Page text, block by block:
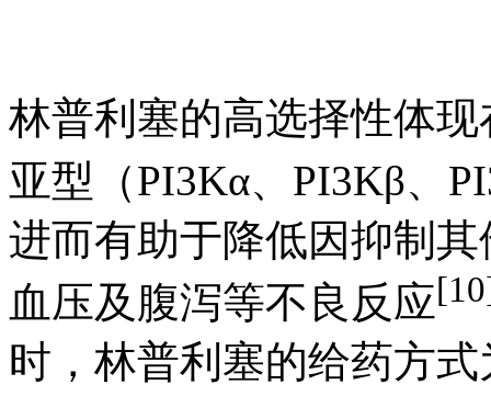
林普利塞的高选择性体
亚型（PI3Kα、PI3Kβ、
进而有助于降低因抑制
血压及腹泻等不良反应
时，林普利塞的给药方